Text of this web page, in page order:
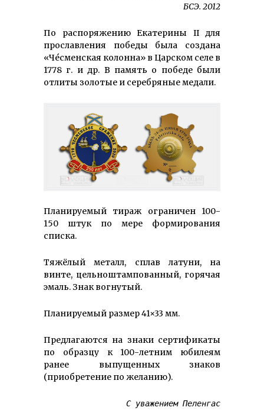
БСЭ. 2012
По рас­по­ря­жению Екатерины II для
про­славления победы была создана
«Чéсменская ко­лонна» в Царском селе в
1778 г. и др. В память о победе были
отлиты золотые и се­ребряные медали.
Планируемый ти­раж ог­ра­ничен 100-
150 штук по мере фор­мирова­ния
списка.
Тяжёлый металл, сплав латуни, на
винте, цель­но­штам­пован­ный, горячая
эмаль. Знак вогнутый.
Планируемый размер 41×33 мм.
Предлагаются на знаки сертификаты
по образцу к 100-летним юбилеям
ранее выпущенных знаков
(приобретение по желанию).
С уважением Пеленгас